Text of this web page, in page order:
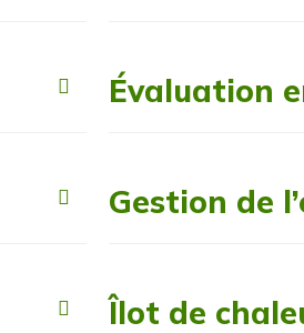
Évaluation
Gestion de
Îlot de